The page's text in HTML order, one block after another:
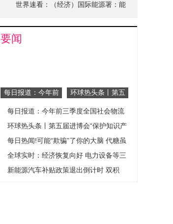
至去年末私募基金为实体经济形成股
世界速看：（经济）国际能源署：能
要闻
每日报道：今年前
流总额247万亿元
同比增长3.5%
环球热头条丨第五
识产权 打击侵权
假冒国际合作”虹
桥分论坛举办
每日报道：今年前三季度全国社会物流
总额247万亿元 同比增长3.5%
环球热头条丨第五届进博会“保护知识产
权 打击侵权假冒国际合作”虹桥分论坛
举办
每日热闻!可能“欺骗”了你的大脑 代糖虽
好也不可贪吃
全球实时：经济恢复向好 电力设备等三
行业或酿“升机”
新能源汽车补贴政策退出倒计时 双积